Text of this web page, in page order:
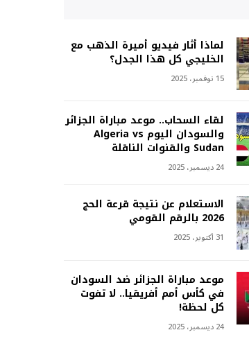
لماذا أثار فيديو أميرة الذهب مع
الخليجي كل هذا الجدل؟
15 نوفمبر، 2025
لقاء السحاب.. موعد مباراة الجزائر
والسودان اليوم Algeria vs
Sudan والقنوات الناقلة
24 ديسمبر، 2025
الاستعلام عن نتيجة قرعة الحج
2026 بالرقم القومي
31 أكتوبر، 2025
موعد مباراة الجزائر ضد السودان
في كأس أمم أفريقيا.. لا تفوت
كل لحظة!
24 ديسمبر، 2025